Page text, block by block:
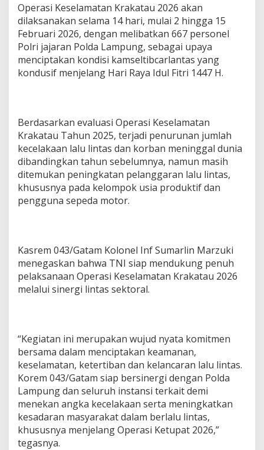
Operasi Keselamatan Krakatau 2026 akan
dilaksanakan selama 14 hari, mulai 2 hingga 15
Februari 2026, dengan melibatkan 667 personel
Polri jajaran Polda Lampung, sebagai upaya
menciptakan kondisi kamseltibcarlantas yang
kondusif menjelang Hari Raya Idul Fitri 1447 H.
Berdasarkan evaluasi Operasi Keselamatan
Krakatau Tahun 2025, terjadi penurunan jumlah
kecelakaan lalu lintas dan korban meninggal dunia
dibandingkan tahun sebelumnya, namun masih
ditemukan peningkatan pelanggaran lalu lintas,
khususnya pada kelompok usia produktif dan
pengguna sepeda motor.
Kasrem 043/Gatam Kolonel Inf Sumarlin Marzuki
menegaskan bahwa TNI siap mendukung penuh
pelaksanaan Operasi Keselamatan Krakatau 2026
melalui sinergi lintas sektoral.
“Kegiatan ini merupakan wujud nyata komitmen
bersama dalam menciptakan keamanan,
keselamatan, ketertiban dan kelancaran lalu lintas.
Korem 043/Gatam siap bersinergi dengan Polda
Lampung dan seluruh instansi terkait demi
menekan angka kecelakaan serta meningkatkan
kesadaran masyarakat dalam berlalu lintas,
khususnya menjelang Operasi Ketupat 2026,”
tegasnya.